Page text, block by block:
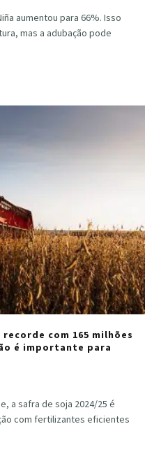
aumentou para 66%. Isso
mas a adubação pode
com 165 milhões
é importante para
a safra de soja 2024/25 é
com fertilizantes eficientes